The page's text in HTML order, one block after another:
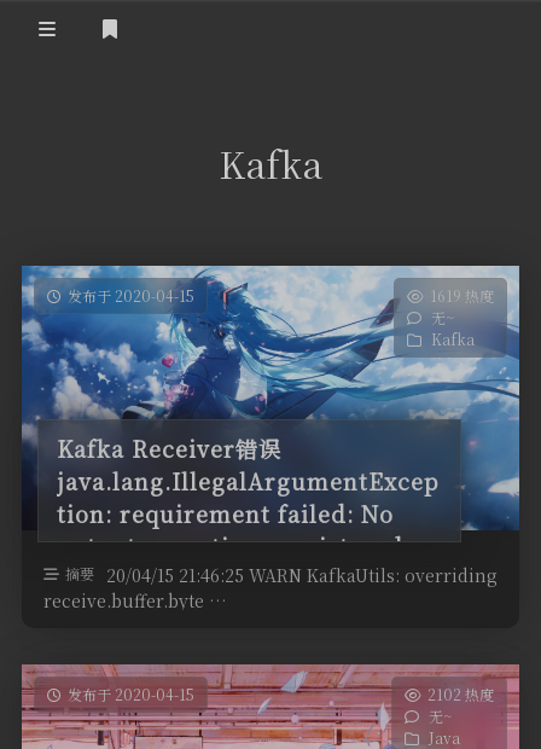
Kafka
发布于 2020-04-15
1619 热度
无~
Kafka
Kafka Receiver错误
java.lang.IllegalArgumentExcep
tion: requirement failed: No
output operations registered,
so nothing to execute
摘要
20/04/15 21:46:25 WARN KafkaUtils: overriding
receive.buffer.byte …
发布于 2020-04-15
2102 热度
无~
Java